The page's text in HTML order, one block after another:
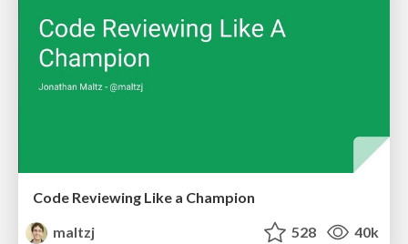
Code Reviewing Like a Champion
maltzj
528 40k